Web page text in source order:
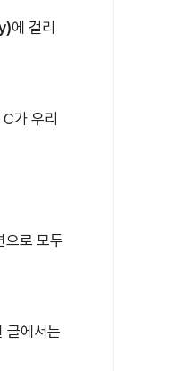
에 걸리
가 우리
으로 모두
글에서는